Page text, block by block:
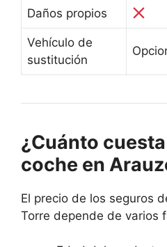
Daños propios
Vehículo de
sustitución
¿Cuánto
coche en
El precio de los seguros
Torre depende de varios